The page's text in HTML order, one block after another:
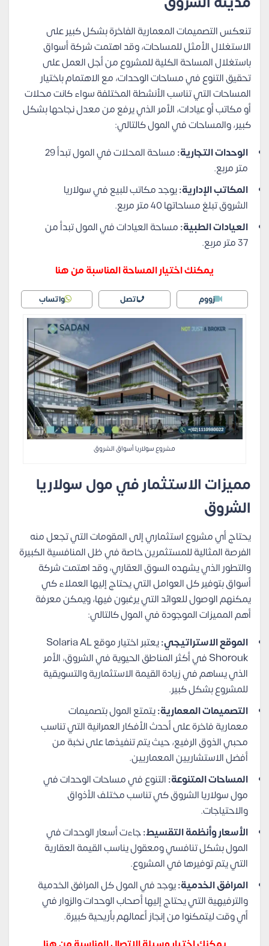
تنعكس التصميمات المعمارية الفاخرة بشكل كبير على
الاستغلال الأمثل للمساحات، وقد اهتمت شركة أسواق
باستغلال المساحة الكلية للمشروع من أجل العمل على
تحقيق التنوع في مساحات الوحدات، مع الاهتمام باختيار
المساحات التي تناسب الأنشطة المختلفة سواء كانت محلات
أو مكاتب أو عيادات، الأمر الذي يرفع من معدل نجاحها بشكل
كبير، والمساحات في المول كالتالي:
الوحدات التجارية:
مساحة المحلات في المول تبدأ 29
متر مربع.
المكاتب الإدارية:يوجد مكاتب للبيع في سولاريا
الشروق تبلغ مساحاتها 40 متر مربع.
العيادات الطبية:مساحة العيادات في المول تبدأ من
37 متر مربع.
يمكنك اختيار المساحة المناسبة من هنا
زووم اتصل واتساب
مشروع سولاريا أسواق الشروق
مميزات الاستثمار في مول سولاريا
الشروق
يحتاج أي مشروع استثماري إلى المقومات التي تجعل منه
الفرصة المثالية للمستثمرين خاصة في ظل المنافسية الكبيرة
والتطور الذي يشهده السوق العقاري، وقد اهتمت شركة
أسواق بتوفير كل العوامل التي يحتاج إليها العملاء كي
يمكنهم الوصول للعوائد التي يرغبون فيها، ويمكن معرفة
أهم المميزات الموجودة في المول كالتالي:
الموقع الاستراتيجي:
يعتبر اختيار موقع Solaria AL
Shorouk في أكثر المناطق الحيوية في الشروق، الأمر
الذي يساهم في زيادة القيمة الاستثمارية والتسويقية
للمشروع بشكل كبير.
التصميمات المعمارية:يتمتع المول بتصميمات
معمارية فاخرة على أحدث الأفكار العمرانية التي تناسب
محبي الذوق الرفيع، حيث يتم تنفيذها على نخبة من
أفضل الاستشاريين المعماريين.
المساحات المتنوعة:التنوع في مساحات الوحدات في
مول سولاريا الشروق كي تناسب مختلف الأذواق
والاحتياجات.
الأسعار وأنظمة التقسيط:جاءت أسعار الوحدات في
المول بشكل تنافسي ومعقول يناسب القيمة العقارية
التي يتم توفيرها في المشروع.
المرافق الخدمية:يوجد في المول كل المرافق الخدمية
والترفيهية التي يحتاج إليها أصحاب الوحدات والزوار في
أي وقت ليتمكنوا من إنجاز أعمالهم بأريحية كبيرة.